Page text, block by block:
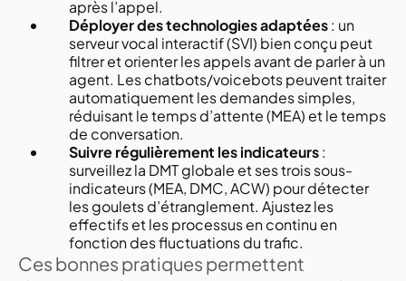
après l’appel.
Déployer des technologies adaptées: un
serveur vocal interactif (SVI) bien conçu peut
filtrer et orienter les appels avant de parler à un
agent. Les chatbots/voicebots peuvent traiter
automatiquement les demandes simples,
réduisant le temps d’attente (MEA) et le temps
de conversation.
Suivre régulièrement les indicateurs:
surveillez la DMT globale et ses trois sous-
indicateurs (MEA, DMC, ACW) pour détecter
les goulets d’étranglement. Ajustez les
effectifs et les processus en continu en
fonction des fluctuations du trafic.
Ces bonnes pratiques permettent